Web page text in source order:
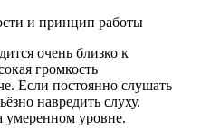
очень близко к
громкость
Если постоянно слушать
навредить слуху.
умеренном уровне.